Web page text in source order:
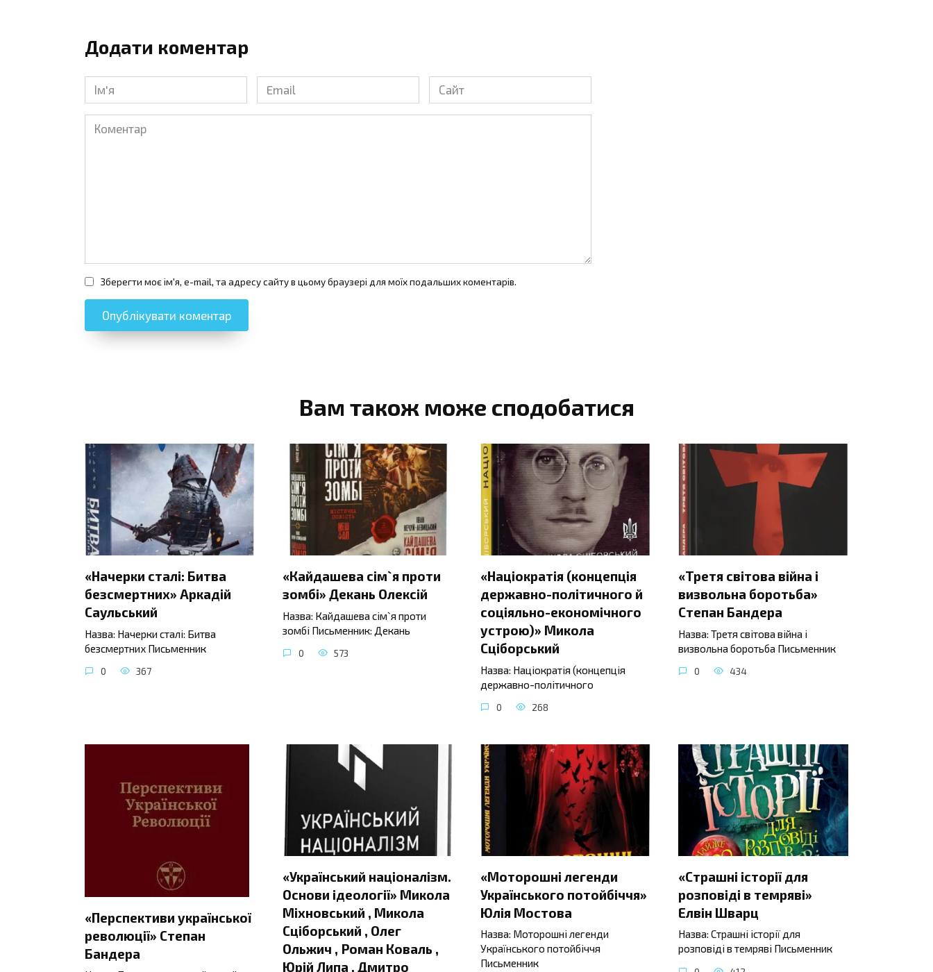
Додати коментар
Ім'я
Email
Сайт
Коментар
Зберегти моє ім'я, e-mail, та адресу сайту в цьому браузері для моїх подальших коментарів.
Вам також може сподобатися
«Начерки сталі: Битва
безсмертних» Аркадій
Саульський
Назва: Начерки сталі: Битва
безсмертних Письменник
0 367
«Кайдашева сім`я проти
зомбі» Декань Олексій
Назва: Кайдашева сім`я проти
зомбі Письменник: Декань
0 573
«Націократія (концепція
державно-політичного й
соціяльно-економічного
устрою)» Микола
Сціборський
Назва: Націократія (концепція
державно-політичного
0 268
«Третя світова війна і
визвольна боротьба»
Степан Бандера
Назва: Третя світова війна і
визвольна боротьба Письменник
0 434
«Перспективи української
революції» Степан
Бандера
«Український націоналізм.
Основи ідеології» Микола
Міхновський , Микола
Сціборський , Олег
Ольжич , Роман Коваль ,
Юрій Липа , Дмитро
«Моторошні легенди
Українського потойбіччя»
Юлія Мостова
Назва: Моторошні легенди
Українського потойбіччя
Письменник
«Страшні історії для
розповіді в темряві»
Елвін Шварц
Назва: Страшні історії для
розповіді в темряві Письменник